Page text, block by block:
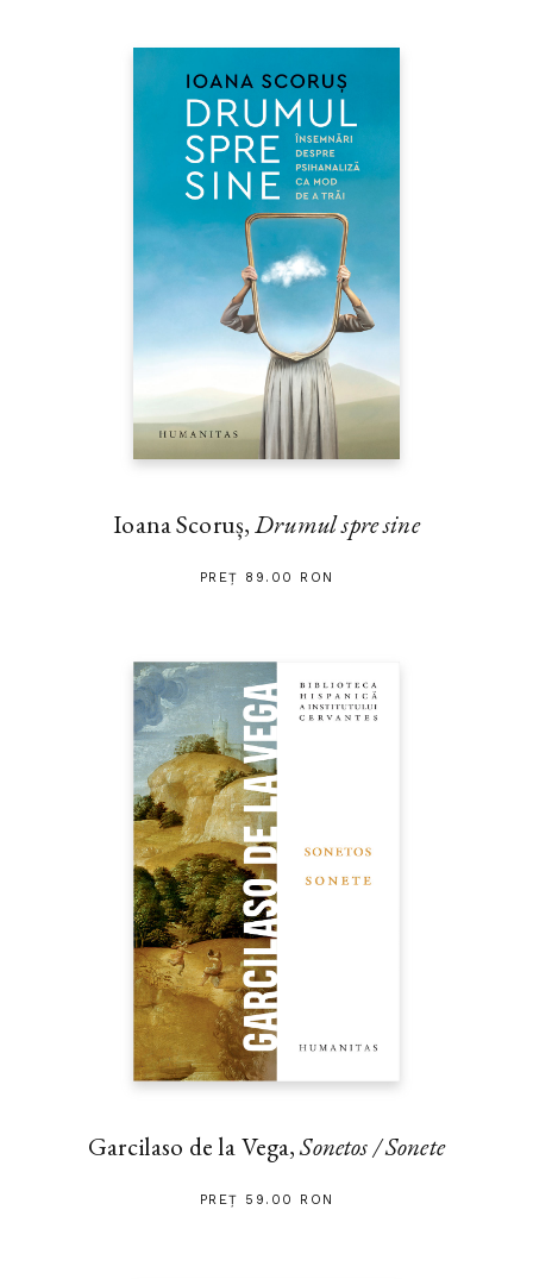
Ioana Scoruș,Drumul spre sine
PREȚ 89.00 RON
Garcilaso de la Vega,Sonetos / Sonete
PREȚ 59.00 RON